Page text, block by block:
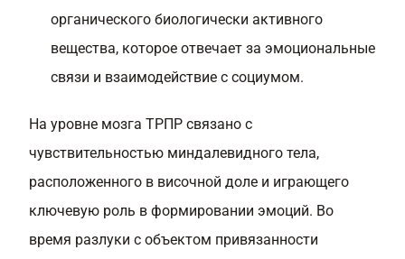
органического биологически активного
вещества, которое отвечает за эмоциональные
связи и взаимодействие с социумом.
На уровне мозга ТРПР связано с
чувствительностью миндалевидного тела,
расположенного в височной доле и играющего
ключевую роль в формировании эмоций. Во
время разлуки с объектом привязанности